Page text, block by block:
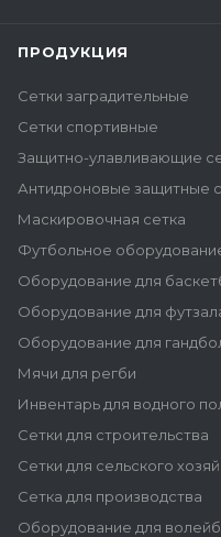
ПРОДУКЦИЯ
Сетки заградительные
Сетки спортивные
Защитно-улавливающие
Антидроновые защитные
Маскировочная сетка
Футбольное
Оборудование для
Оборудование для
Оборудование для
Мячи для регби
Инвентарь для водного
Сетки для строительства
Сетки для сельского
Сетка для производства
Оборудование для